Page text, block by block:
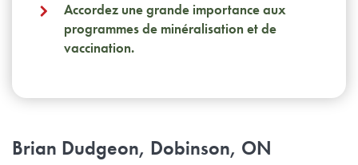
Accordez une grande importance aux
programmes de minéralisation et de
vaccination.
Brian Dudgeon, Dobinson, ON